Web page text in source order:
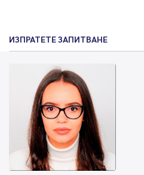
ИЗПРАТЕТЕ ЗАПИТВАНЕ